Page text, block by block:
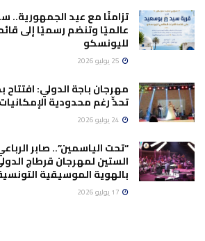
تزامنًا مع عيد الجمهورية..
عالميًا وتنضم رسميًا إلى
لليونسكو
مهرجان باجة الدولي:
تحدٍّ رغم محدودية الإمكانيات
“تحت الياسمين”.. صابر
الستين لمهرجان قرطاج
بالهوية الموسيقية